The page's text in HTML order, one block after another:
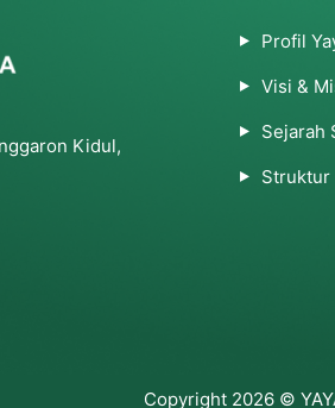
Kidul,
Profil
Visi &
Sejarah
Struktur
Copyright 2026 ©